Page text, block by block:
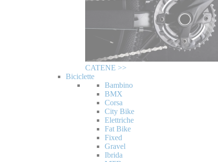
CATENE >>
Biciclette
Bambino
BMX
Corsa
City Bike
Elettriche
Fat Bike
Fixed
Gravel
Ibrida